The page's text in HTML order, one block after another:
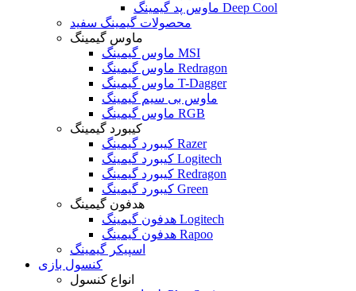
ماوس پد گیمینگ Deep Cool
محصولات گیمینگ سفید
ماوس گیمینگ
ماوس گیمینگ MSI
ماوس گیمینگ Redragon
ماوس گیمینگ T-Dagger
ماوس بی سیم گیمینگ
ماوس گیمینگ RGB
کیبورد گیمینگ
کیبورد گیمینگ Razer
کیبورد گیمینگ Logitech
کیبورد گیمینگ Redragon
کیبورد گیمینگ Green
هدفون گیمینگ
هدفون گیمینگ Logitech
هدفون گیمینگ Rapoo
اسپیکر گیمینگ
کنسول بازی
انواع کنسول